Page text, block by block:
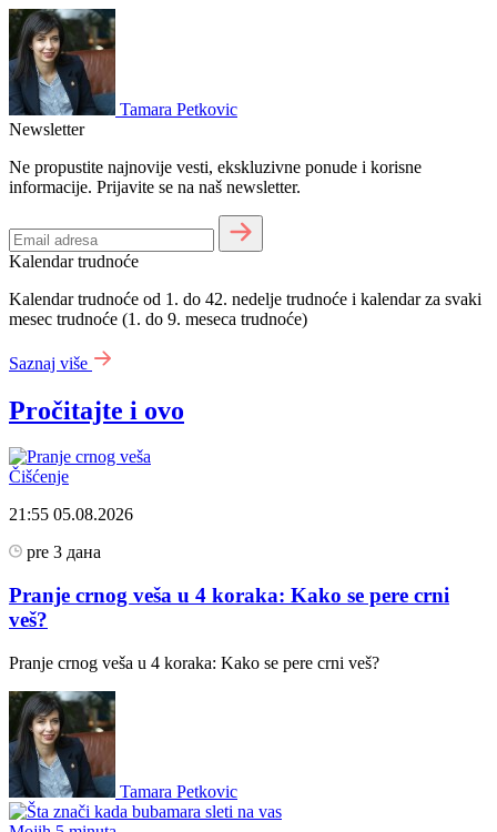
Tamara Petkovic
Newsletter
Ne propustite najnovije vesti, ekskluzivne ponude i korisne
informacije. Prijavite se na naš newsletter.
Kalendar trudnoće
Kalendar trudnoće od 1. do 42. nedelje trudnoće i kalendar za svaki
mesec trudnoće (1. do 9. meseca trudnoće)
Saznaj više
Pročitajte i ovo
Čišćenje
21:55 05.08.2026
pre 3 дана
Pranje crnog veša u 4 koraka: Kako se pere crni
veš?
Pranje crnog veša u 4 koraka: Kako se pere crni veš?
Tamara Petkovic